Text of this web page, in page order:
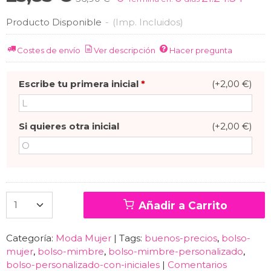
Producto Disponible - (Imp. Incluidos)
Costes de envío Ver descripción Hacer pregunta
Escribe tu primera inicial * (+2,00 €)
Si quieres otra inicial (+2,00 €)
Añadir a Carrito
Categoría: Moda Mujer | Tags: buenos-precios bolso-
mujer bolso-mimbre bolso-mimbre-personalizado
bolso-personalizado-con-iniciales | Comentarios